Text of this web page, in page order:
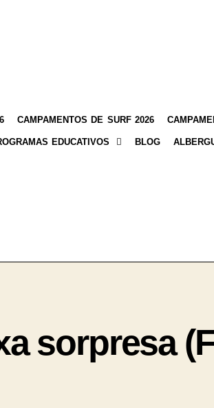
CAMPAMENTOS DE SURF 2026
EDUCATIVOS BLOG
sorpresa